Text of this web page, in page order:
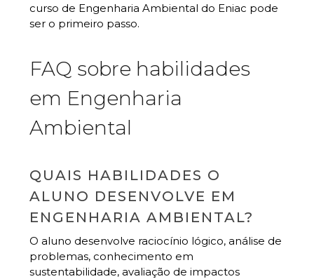
curso de Engenharia Ambiental do Eniac pode
ser o primeiro passo.
FAQ sobre habilidades
em Engenharia
Ambiental
QUAIS HABILIDADES O
ALUNO DESENVOLVE EM
ENGENHARIA AMBIENTAL?
O aluno desenvolve raciocínio lógico, análise de
problemas, conhecimento em
sustentabilidade, avaliação de impactos